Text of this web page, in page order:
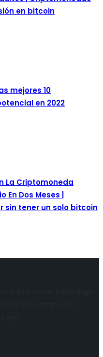
en bitcoin
mejores 10
en 2022
La Criptomoneda
En Dos Meses |
sin tener un solo bitcoin